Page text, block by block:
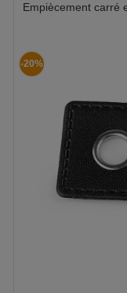
Empiècement carré
-20%